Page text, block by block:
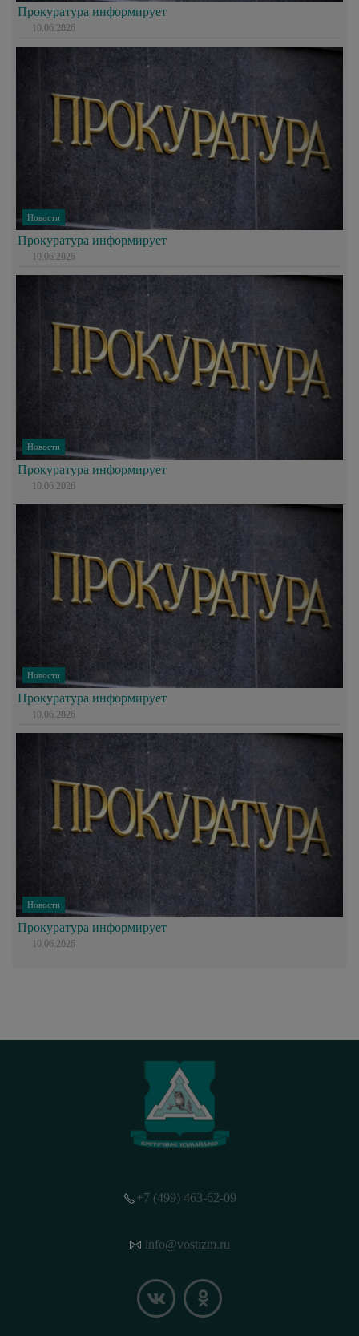
Прокуратура информирует
10.06.2026
Новости
Прокуратура информирует
10.06.2026
Новости
Прокуратура информирует
10.06.2026
Новости
Прокуратура информирует
10.06.2026
Новости
Прокуратура информирует
10.06.2026
+7 (499) 463-62-09
info@vostizm.ru